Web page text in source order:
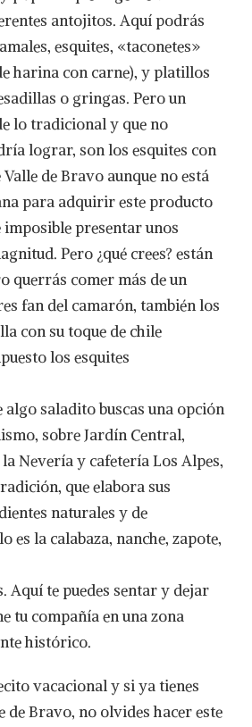
antojitos. Aquí podrás
esquites, «taconetes»
harina con carne), y platillos
o gringas. Pero un
lo tradicional y que no
lograr, son los esquites con
de Bravo aunque no está
para adquirir este producto
imposible presentar unos
Pero ¿qué crees? están
querrás comer más de un
fan del camarón, también los
con su toque de chile
los esquites
algo saladito buscas una opción
sobre Jardín Central,
Nevería y cafetería Los Alpes,
que elabora sus
naturales y de
es la calabaza, nanche, zapote,
Aquí te puedes sentar y dejar
tu compañía en una zona
histórico.
vacacional y si ya tienes
de Bravo, no olvides hacer este